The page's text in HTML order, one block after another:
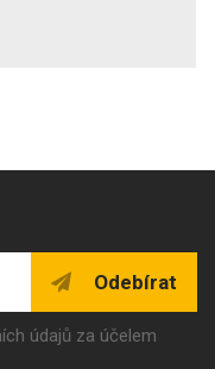
Odebírat
údajů za účelem